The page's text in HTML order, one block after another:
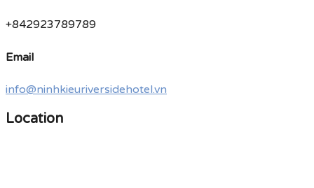
+842923789789
Email
info@ninhkieuriversidehotel.vn
Location